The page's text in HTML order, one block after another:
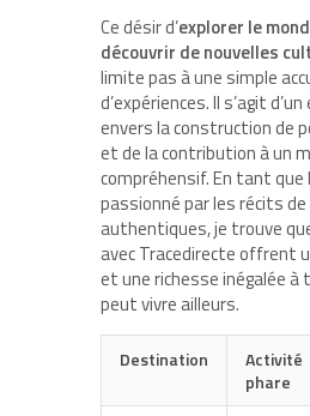
Ce désir d’explorer le
découvrir de nouvelles
limite pas à une simple
d’expériences. Il s’agit
envers la construction de
et de la contribution à un
compréhensif. En tant que
passionné par les récits de
authentiques, je trouve
avec Tracedirecte offrent
et une richesse inégalée à
peut vivre ailleurs.
Destination
Activité
phare